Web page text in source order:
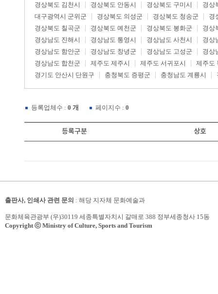
경상북도 김천시
경상북도 안동시 경상북도 구미시
경상
대구광역시 군위군
경상북도 의성군 경상북도 청송군
경
경상북도 칠곡군
경상북도 예천군 경상북도 봉화군
경상
경상남도 진해시
경상남도 통영시 경상남도 사천시
경상
경상남도 함안군
경상남도 창녕군 경상남도 고성군
경상
경상남도 합천군
제주도 제주시 제주도 서귀포시
제주도
경기도 안산시 단원구
충청북도 증평군 충청남도 계룡시
등록업체수 : 0 개 페이지수 : 0
등록구분 상호
출판사, 인쇄사 관련 문의 : 해당 지자체 문화예술과
문화체육관광부 (우)30119 세종특별자치시 갈매로 388 정부세종청사 15동
Copyright ⓒ Ministry of Culture, Sports and Tourism